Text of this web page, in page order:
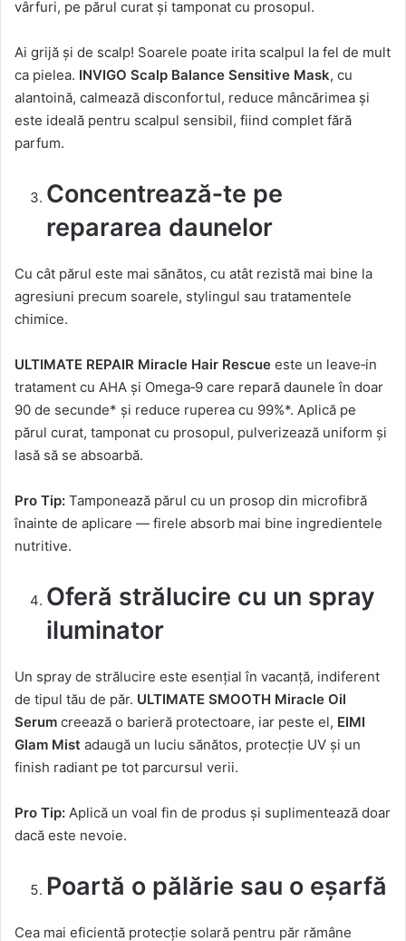
vârfuri, pe părul curat și tamponat cu prosopul.
Ai grijă și de scalp! Soarele poate irita scalpul la fel de mult
ca pielea. INVIGO Scalp Balance Sensitive Mask, cu
alantoină, calmează disconfortul, reduce mâncărimea și
este ideală pentru scalpul sensibil, fiind complet fără
parfum.
Concentrează‑te pe
repararea daunelor
Cu cât părul este mai sănătos, cu atât rezistă mai bine la
agresiuni precum soarele, stylingul sau tratamentele
chimice.
ULTIMATE REPAIR Miracle Hair Rescue este un leave‑in
tratament cu AHA și Omega‑9 care repară daunele în doar
90 de secunde* și reduce ruperea cu 99%*. Aplică pe
părul curat, tamponat cu prosopul, pulverizează uniform și
lasă să se absoarbă.
Pro Tip: Tamponează părul cu un prosop din microfibră
înainte de aplicare — firele absorb mai bine ingredientele
nutritive.
Oferă strălucire cu un spray
iluminator
Un spray de strălucire este esențial în vacanță, indiferent
de tipul tău de păr. ULTIMATE SMOOTH Miracle Oil
Serum creează o barieră protectoare, iar peste el, EIMI
Glam Mist adaugă un luciu sănătos, protecție UV și un
finish radiant pe tot parcursul verii.
Pro Tip: Aplică un voal fin de produs și suplimentează doar
dacă este nevoie.
Poartă o pălărie sau o eșarfă
Cea mai eficientă protecție solară pentru păr rămâne